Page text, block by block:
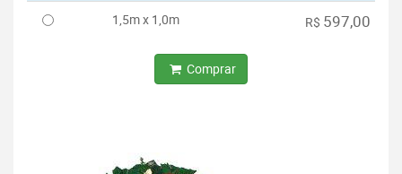
1,5m x 1,0m R$ 597,00
Comprar